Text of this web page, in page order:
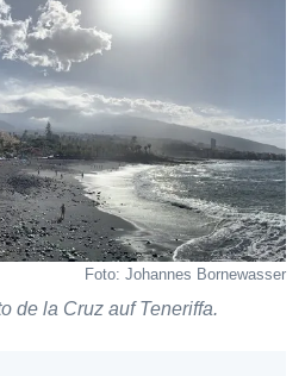
Foto: Johannes Bornewasser
de la Cruz auf Teneriffa.